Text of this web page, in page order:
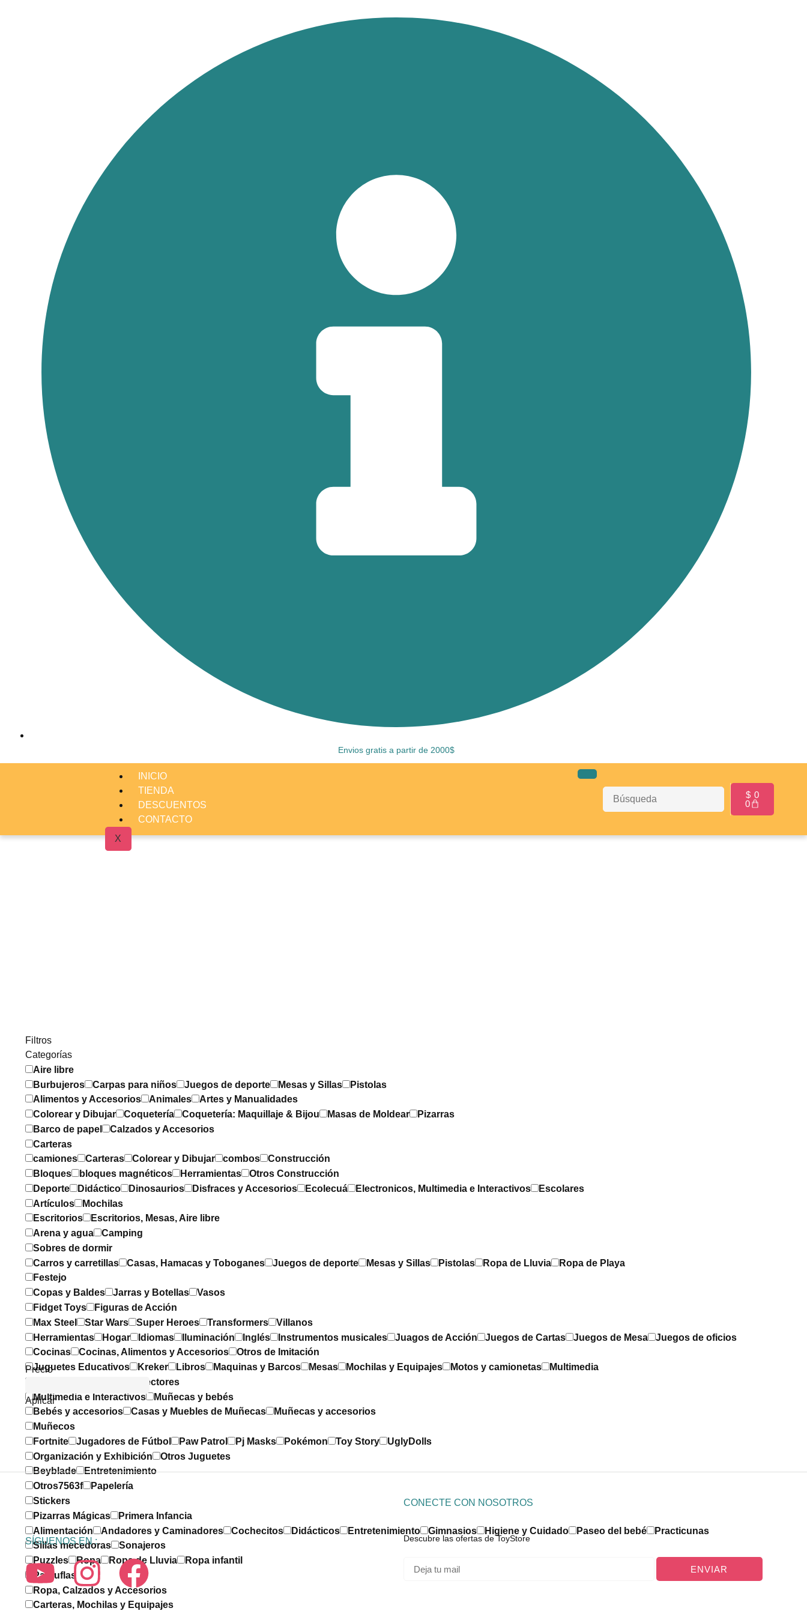
Envios gratis a partir de 2000$
INICIO
TIENDA
DESCUENTOS
CONTACTO
X
$ 0
0
Filtros
Categorías
Aire libre
Burbujeros
Carpas para niños Juegos de deporte Mesas y Sillas
Pistolas
Alimentos y Accesorios
Animales
Artes y Manualidades
Colorear y Dibujar
Coquetería Coquetería: Maquillaje & Bijou Masas de Moldear
Pizarras
Barco de papel
Calzados y Accesorios
Carteras
camiones
Carteras Colorear y Dibujar combos
Construcción
Bloques
bloques magnéticos Herramientas
Otros Construcción
Deporte
Didáctico Dinosaurios Disfraces y Accesorios Ecolecuá Electronicos, Multimedia e Interactivos
Escolares
Artículos
Mochilas
Escritorios
Escritorios, Mesas, Aire libre
Arena y agua
Camping
Sobres de dormir
Carros y carretillas
Casas, Hamacas y Toboganes Juegos de deporte Mesas y Sillas Pistolas Ropa de Lluvia
Ropa de Playa
Festejo
Copas y Baldes
Jarras y Botellas
Vasos
Fidget Toys
Figuras de Acción
Max Steel
Star Wars Super Heroes Transformers
Villanos
Herramientas
Hogar Idiomas Iluminación Inglés Instrumentos musicales Juagos de Acción Juegos de Cartas Juegos de Mesa
Juegos de oficios
Cocinas
Cocinas, Alimentos y Accesorios
Otros de Imitación
Juguetes Educativos
Kreker Libros Maquinas y Barcos Mesas Mochilas y Equipajes Motos y camionetas
Multimedia
Proyectores
Multimedia e Interactivos
Muñecas y bebés
Bebés y accesorios
Casas y Muebles de Muñecas
Muñecas y accesorios
Muñecos
Fortnite
Jugadores de Fútbol Paw Patrol Pj Masks Pokémon Toy Story
UglyDolls
Organización y Exhibición
Otros Juguetes
Beyblade
Entretenimiento
Otros7563f
Papelería
Stickers
Pizarras Mágicas
Primera Infancia
Alimentación
Andadores y Caminadores Cochecitos Didácticos Entretenimiento Gimnasios Higiene y Cuidado Paseo del bebé
Practicunas
Sillas mecedoras
Sonajeros
Puzzles
Ropa Ropa de Lluvia
Ropa infantil
Pantuflas
Ropa, Calzados y Accesorios
Carteras, Mochilas y Equipajes
Precio
Aplicar
SÍGUENOS EN :
CONECTE CON NOSOTROS
Descubre las ofertas de ToyStore
ENVIAR